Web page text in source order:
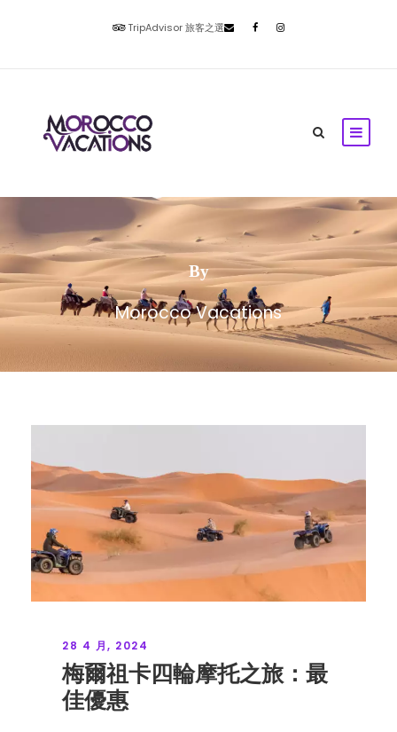
TripAdvisor 旅客之選
By
Morocco Vacations
28 4 月, 2024
梅爾祖卡四輪摩托之旅：最
佳優惠